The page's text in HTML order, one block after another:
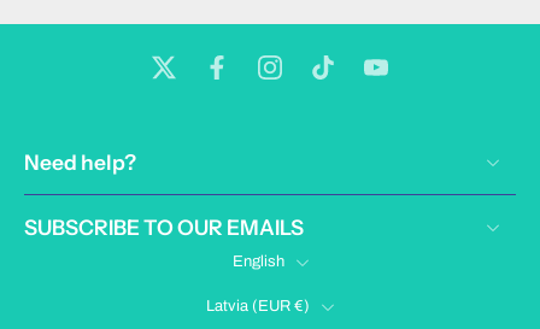
Need help?
SUBSCRIBE TO OUR EMAILS
English
Latvia ‎(EUR €)‎